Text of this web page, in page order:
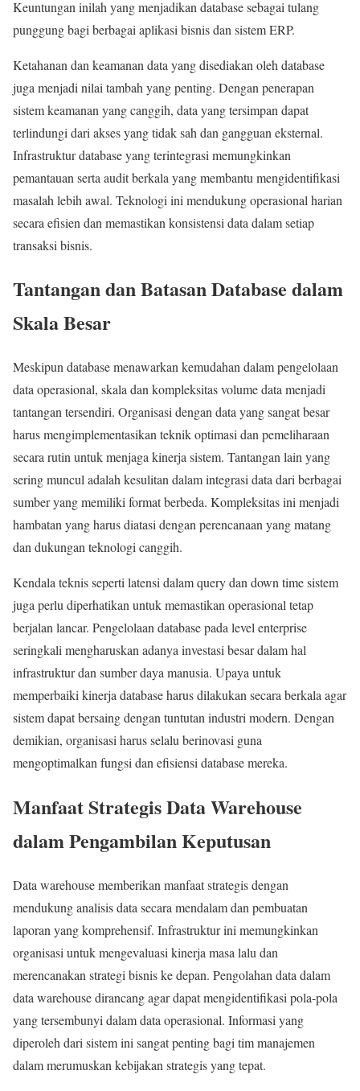
Keuntungan inilah yang menjadikan database sebagai tulang
punggung bagi berbagai aplikasi bisnis dan sistem ERP.
Ketahanan dan keamanan data yang disediakan oleh database
juga menjadi nilai tambah yang penting. Dengan penerapan
sistem keamanan yang canggih, data yang tersimpan dapat
terlindungi dari akses yang tidak sah dan gangguan eksternal.
Infrastruktur database yang terintegrasi memungkinkan
pemantauan serta audit berkala yang membantu mengidentifikasi
masalah lebih awal. Teknologi ini mendukung operasional harian
secara efisien dan memastikan konsistensi data dalam setiap
transaksi bisnis.
Tantangan dan Batasan Database dalam
Skala Besar
Meskipun database menawarkan kemudahan dalam pengelolaan
data operasional, skala dan kompleksitas volume data menjadi
tantangan tersendiri. Organisasi dengan data yang sangat besar
harus mengimplementasikan teknik optimasi dan pemeliharaan
secara rutin untuk menjaga kinerja sistem. Tantangan lain yang
sering muncul adalah kesulitan dalam integrasi data dari berbagai
sumber yang memiliki format berbeda. Kompleksitas ini menjadi
hambatan yang harus diatasi dengan perencanaan yang matang
dan dukungan teknologi canggih.
Kendala teknis seperti latensi dalam query dan down time sistem
juga perlu diperhatikan untuk memastikan operasional tetap
berjalan lancar. Pengelolaan database pada level enterprise
seringkali mengharuskan adanya investasi besar dalam hal
infrastruktur dan sumber daya manusia. Upaya untuk
memperbaiki kinerja database harus dilakukan secara berkala agar
sistem dapat bersaing dengan tuntutan industri modern. Dengan
demikian, organisasi harus selalu berinovasi guna
mengoptimalkan fungsi dan efisiensi database mereka.
Manfaat Strategis Data Warehouse
dalam Pengambilan Keputusan
Data warehouse memberikan manfaat strategis dengan
mendukung analisis data secara mendalam dan pembuatan
laporan yang komprehensif. Infrastruktur ini memungkinkan
organisasi untuk mengevaluasi kinerja masa lalu dan
merencanakan strategi bisnis ke depan. Pengolahan data dalam
data warehouse dirancang agar dapat mengidentifikasi pola-pola
yang tersembunyi dalam data operasional. Informasi yang
diperoleh dari sistem ini sangat penting bagi tim manajemen
dalam merumuskan kebijakan strategis yang tepat.